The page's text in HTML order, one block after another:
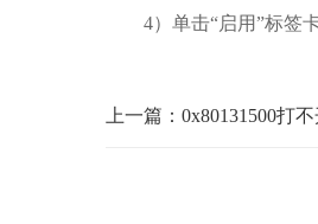
4）单击“启用”标签卡
上一篇：0x80131500打